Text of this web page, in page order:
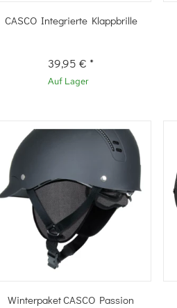
Schnellkauf
CASCO Integrierte Klappbrille
39,95 €*
Auf Lager
Schnellkauf
Winterpaket CASCO Passion